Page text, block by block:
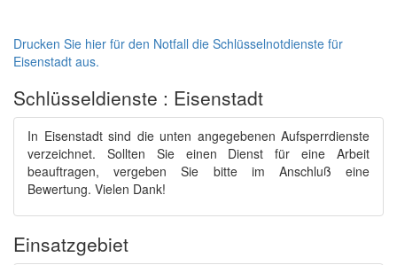
Drucken Sie hier für den Notfall die Schlüsselnotdienste für
Eisenstadt aus.
Schlüsseldienste : Eisenstadt
In Eisenstadt sind die unten angegebenen Aufsperrdienste
verzeichnet. Sollten Sie einen Dienst für eine Arbeit
beauftragen, vergeben Sie bitte im Anschluß eine
Bewertung. Vielen Dank!
Einsatzgebiet